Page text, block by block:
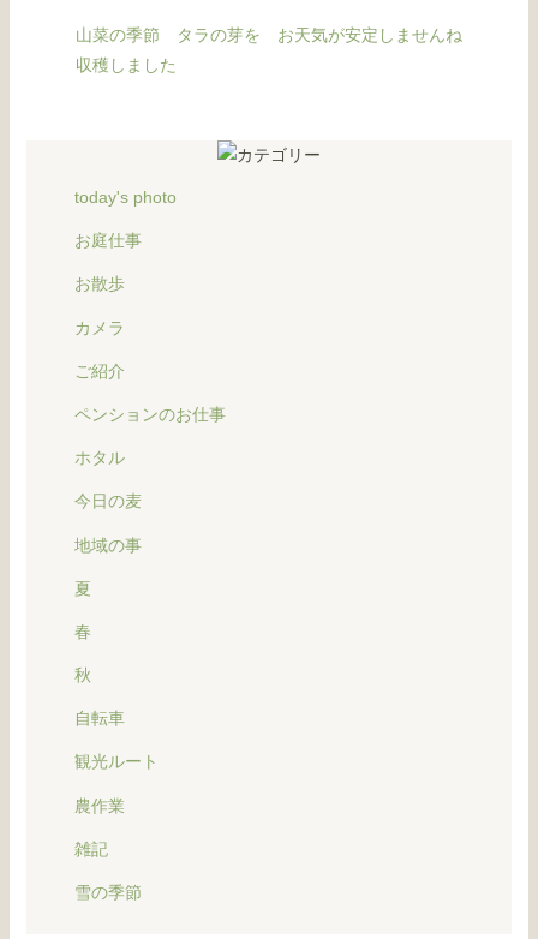
山菜の季節 タラの芽を
収穫しました
お天気が安定しませんね
today's photo
お庭仕事
お散歩
カメラ
ご紹介
ペンションのお仕事
ホタル
今日の麦
地域の事
夏
春
秋
自転車
観光ルート
農作業
雑記
雪の季節